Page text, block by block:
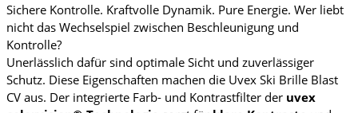
Sichere Kontrolle. Kraftvolle Dynamik. Pure Energie. Wer liebt
nicht das Wechselspiel zwischen Beschleunigung und
Kontrolle?
Unerlässlich dafür sind optimale Sicht und zuverlässiger
Schutz. Diese Eigenschaften machen die Uvex Ski Brille Blast
CV aus. Der integrierte Farb- und Kontrastfilter der uvex